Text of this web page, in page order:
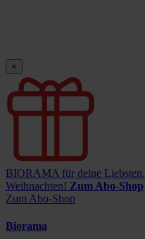
×
BIORAMA für deine Liebsten.
Weihnachten! Zum Abo-Shop
Zum Abo-Shop
Biorama